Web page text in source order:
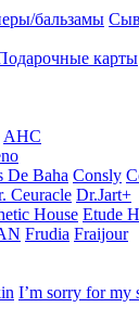
бальзамы
карты
AHC
De Baha Consly
Ceuracle Dr.Jart+
House Etude
Frudia Fraijour
I’m sorry for my